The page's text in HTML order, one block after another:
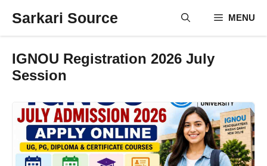
Sarkari Source MENU
IGNOU Registration 2026 July
Session